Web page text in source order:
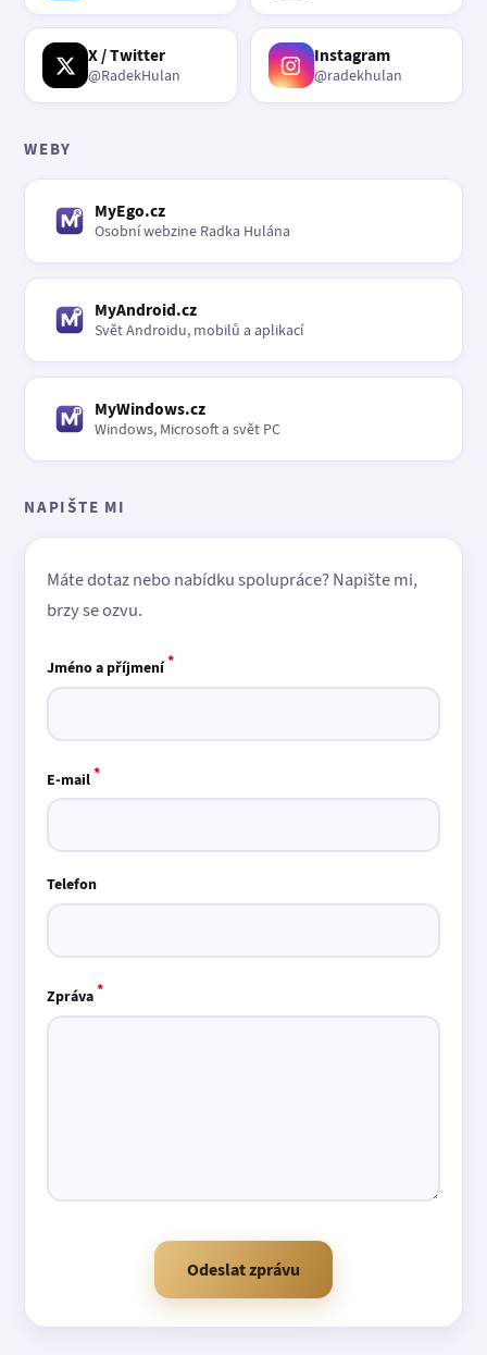
X / Twitter
@RadekHulan
Instagram
@radekhulan
WEBY
MyEgo.cz
Osobní webzine Radka Hulána
MyAndroid.cz
Svět Androidu, mobilů a aplikací
MyWindows.cz
Windows, Microsoft a svět PC
NAPIŠTE MI
Máte dotaz nebo nabídku spolupráce? Napište mi,
brzy se ozvu.
Jméno a příjmení*
E-mail*
Telefon
Zpráva*
Odeslat zprávu